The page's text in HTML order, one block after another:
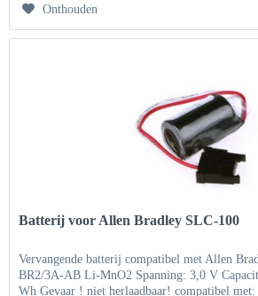
Onthouden
Batterij voor Allen Bradley SLC-100
Vervangende batterij compatibel met Allen
BR2/3A-AB Li-MnO2 Spanning: 3,0 V
Wh Gevaar ! niet herlaadbaar! compatibel